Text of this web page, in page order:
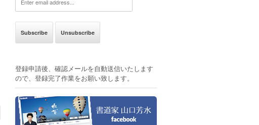
登録申請後、確認メールを自動送信いたします
ので、登録完了作業をお願い致します。